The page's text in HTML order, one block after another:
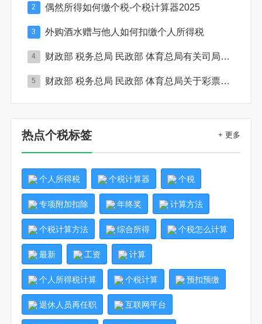
2 偶然所得如何缴个税-个税计算器2025
3 外购酒水赠与他人如何扣缴个人所得税
4 财政部 税务总局 民政部 体育总局有关司局负责人就彩票兑奖与适用税法有关问题答记者问
5 财政部 税务总局 民政部 体育总局关于彩票兑奖与适用税法有关口径的公告
热点个税标签 + 更多
个人所得税 个税计算器 个税
专项附加扣除 年终奖 计算方法
个税计算方法 综合所得 个税怎么计算
最新 工资 计算
个人所得税计算 个税计算 预扣预缴
退休人员再任职 互联网平台